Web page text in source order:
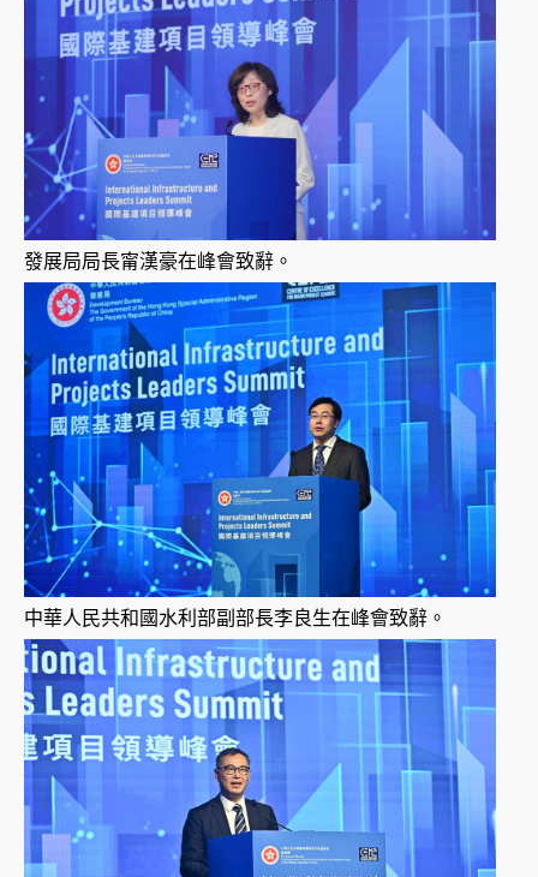
發展局局長甯漢豪在峰會致辭。
中華人民共和國水利部副部長李良生在峰會致辭。